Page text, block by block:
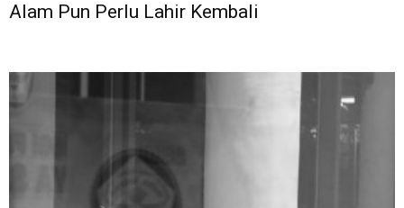
Alam Pun Perlu Lahir Kembali